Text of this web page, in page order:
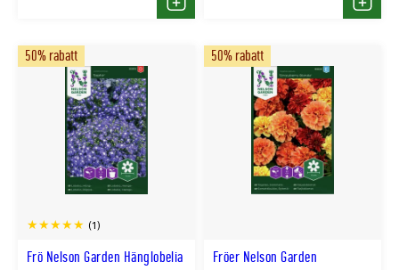
Köp
Köp
Frö Nelson Garden Hänglobelia
(1)
50% rabatt
Fröer Nelson Garden
50% rabatt